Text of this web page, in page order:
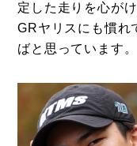
定した走りを心が
GRヤリスにも慣れ
ばと思っています。